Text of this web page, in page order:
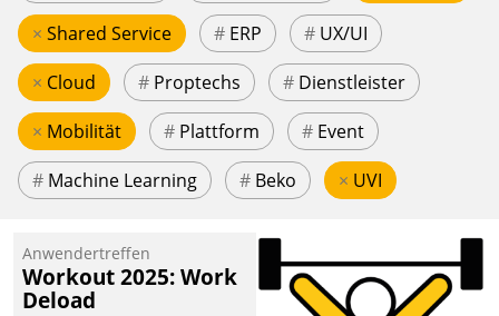
× Shared Service # ERP # UX/UI
× Cloud # Proptechs # Dienstleister
× Mobilität # Plattform # Event
# Machine Learning # Beko × UVI
Anwendertreffen
Workout 2025: Work
Deload